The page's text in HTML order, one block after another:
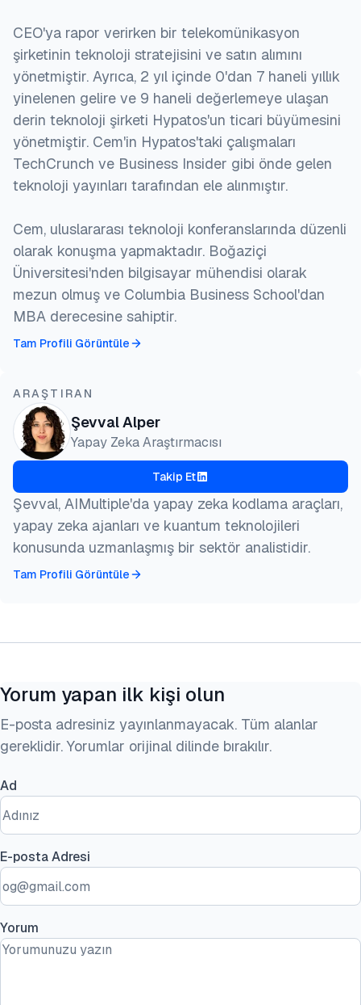
CEO'ya rapor verirken bir telekomünikasyon
şirketinin teknoloji stratejisini ve satın alımını
yönetmiştir. Ayrıca, 2 yıl içinde 0'dan 7 haneli yıllık
yinelenen gelire ve 9 haneli değerlemeye ulaşan
derin teknoloji şirketi Hypatos'un ticari büyümesini
yönetmiştir. Cem'in Hypatos'taki çalışmaları
TechCrunch ve Business Insider gibi önde gelen
teknoloji yayınları tarafından ele alınmıştır.
Cem, uluslararası teknoloji konferanslarında düzenli
olarak konuşma yapmaktadır. Boğaziçi
Üniversitesi'nden bilgisayar mühendisi olarak
mezun olmuş ve Columbia Business School'dan
MBA derecesine sahiptir.
Tam Profili Görüntüle
ARAŞTIRAN
Şevval Alper
Yapay Zeka Araştırmacısı
Takip Et
Şevval, AIMultiple'da yapay zeka kodlama araçları,
yapay zeka ajanları ve kuantum teknolojileri
konusunda uzmanlaşmış bir sektör analistidir.
Tam Profili Görüntüle
Yorum yapan ilk kişi olun
E-posta adresiniz yayınlanmayacak. Tüm alanlar
gereklidir. Yorumlar orijinal dilinde bırakılır.
Ad
E-posta Adresi
Yorum